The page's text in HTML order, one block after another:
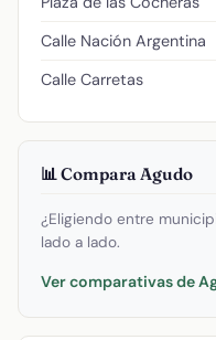
Calle Nación Argentina
Calle Carretas
📊 Compara Agudo
¿Eligiendo entre
lado a lado.
Ver comparativas de